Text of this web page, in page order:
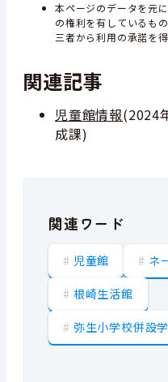
本ページのデータを元
の権利を有しているも
三者から利用の承諾を得
関連記事
児童館情報(2024
成課)
関連ワード
児童館 ネ
根崎生活館
弥生小学校併設